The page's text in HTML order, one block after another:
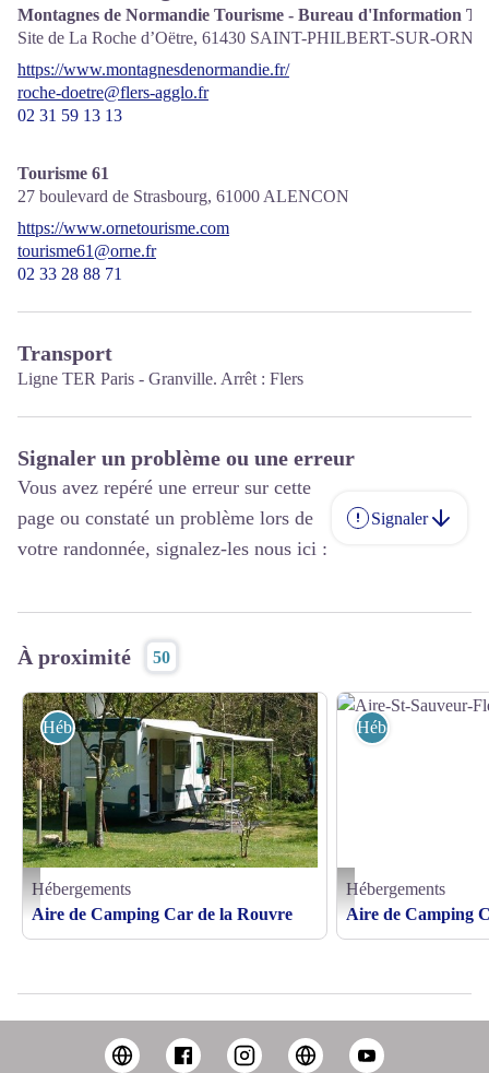
Montagnes de Normandie Tourisme - Bureau d'Information
Site de La Roche d’Oëtre, 61430 SAINT-PHILBERT-SUR-ORNE
https://www.montagnesdenormandie.fr/
roche-doetre@flers-agglo.fr
02 31 59 13 13
Tourisme 61
27 boulevard de Strasbourg, 61000 ALENCON
https://www.ornetourisme.com
tourisme61@orne.fr
02 33 28 88 71
Transport
Ligne TER Paris - Granville. Arrêt : Flers
Signaler un problème ou une erreur
Vous avez repéré une erreur sur cette
page ou constaté un problème lors de
votre randonnée, signalez-les nous ici :
Signaler
À proximité 50
Aire-c-car-la-rouvre-menil-hubert - © Mr LELIEVRE
Hébergements
Hébergements
Aire de Camping Car de la Rouvre
Aire-St-Sauveur-Flers -
Hébergements
Hébergements
Aire de Camping